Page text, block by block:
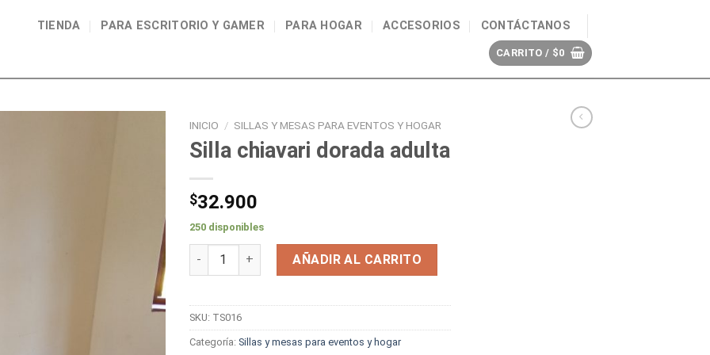
TIENDA PARA ESCRITORIO Y GAMER PARA HOGAR ACCESORIOS CONTÁCTANOS
CARRITO / $0
INICIO / SILLAS Y MESAS PARA EVENTOS Y HOGAR
Silla chiavari dorada adulta
$32.900
250 disponibles
Silla chiavari dorada adulta cantidad
AÑADIR AL CARRITO
SKU: TS016
Categoría: Sillas y mesas para eventos y hogar